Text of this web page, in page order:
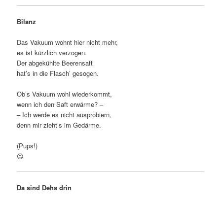
Bilanz
Das Vakuum wohnt hier nicht mehr,
es ist kürzlich verzogen.
Der abgekühlte Beerensaft
hat’s in die Flasch’ gesogen.
Ob’s Vakuum wohl wiederkommt,
wenn ich den Saft erwärme? –
– Ich werde es nicht ausprobiern,
denn mir zieht’s im Gedärme.
(Pups!)
😉
Da sind Dehs drin